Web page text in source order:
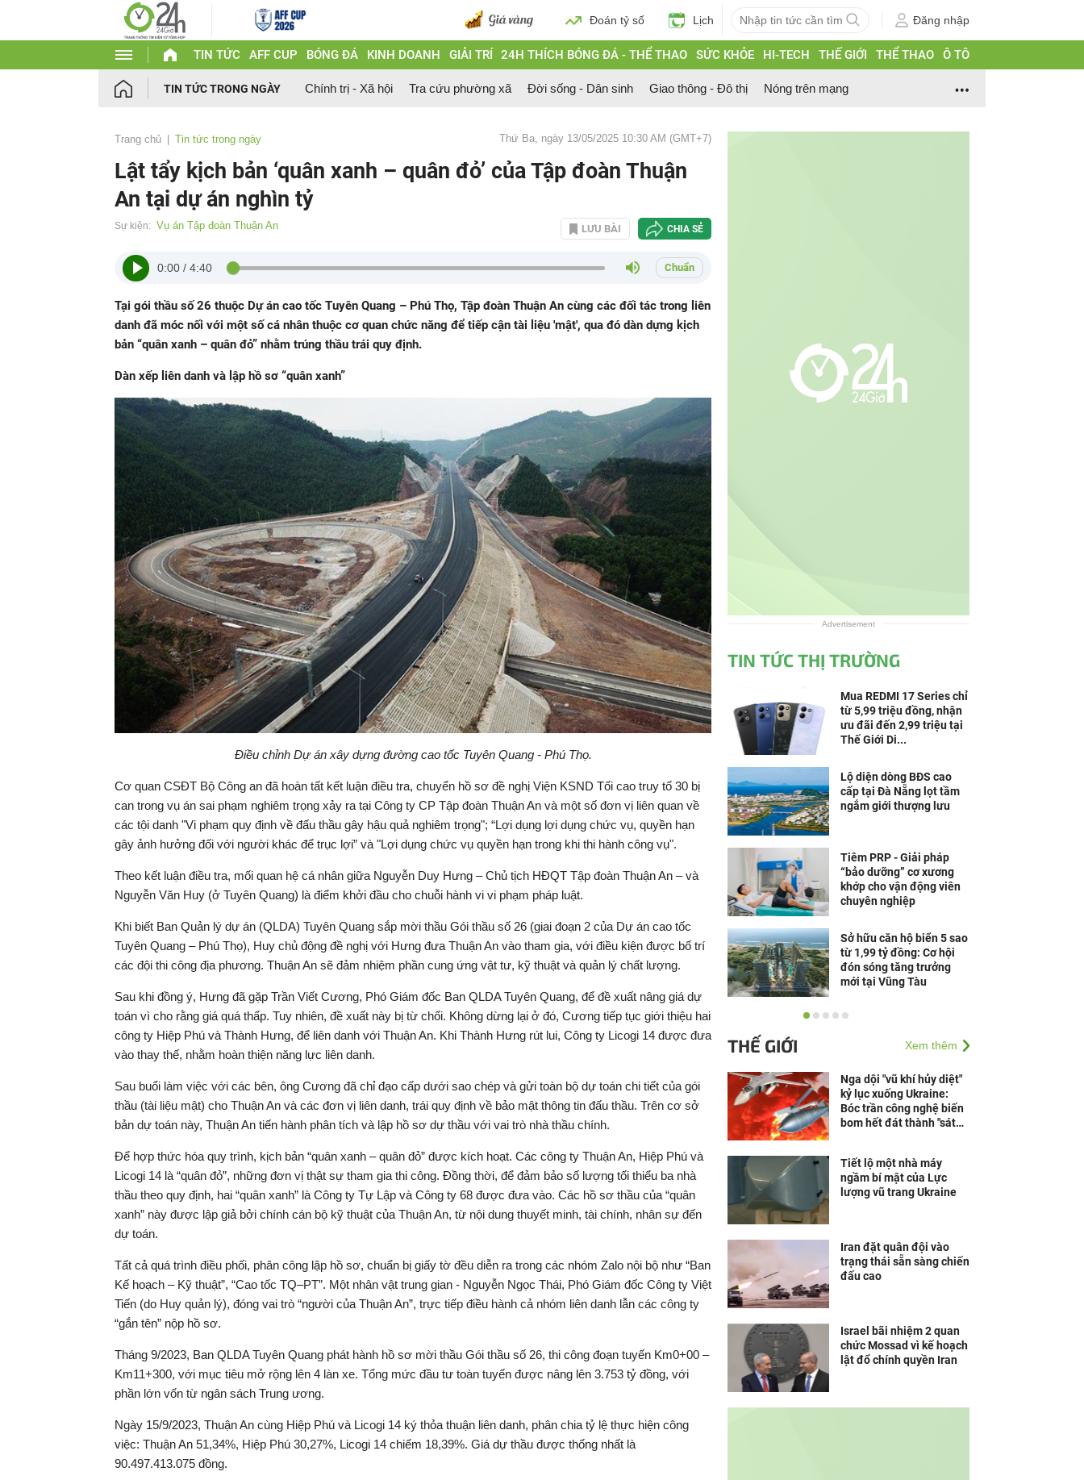
Đoán tỷ số Lịch Đăng nhập
TIN TỨC AFF CUP BÓNG ĐÁ KINH DOANH GIẢI TRÍ 24H THÍCH BÓNG ĐÁ - THỂ THAO SỨC KHỎE HI-TECH THẾ GIỚI THỂ THAO Ô TÔ
TIN TỨC TRONG NGÀY Chính trị - Xã hội Tra cứu phường xã Đời sống - Dân sinh Giao thông - Đô thị Nóng trên mạng
Trang chủ Tin tức trong ngày Thứ Ba, ngày 13/05/2025 10:30 AM (GMT+7)
Lật tẩy kịch bản ‘quân xanh – quân đỏ’ của Tập đoàn Thuận
An tại dự án nghìn tỷ
Sự kiện: Vụ án Tập đoàn Thuận An LƯU BÀI CHIA SẺ
0:00 / 4:40 Chuẩn
Tại gói thầu số 26 thuộc Dự án cao tốc Tuyên Quang – Phú Thọ, Tập đoàn Thuận An cùng các đối tác trong liên
danh đã móc nối với một số cá nhân thuộc cơ quan chức năng để tiếp cận tài liệu 'mật', qua đó dàn dựng kịch
bản “quân xanh – quân đỏ” nhằm trúng thầu trái quy định.
Dàn xếp liên danh và lập hồ sơ “quân xanh”
Điều chỉnh Dự án xây dựng đường cao tốc Tuyên Quang - Phú Thọ.
Cơ quan CSĐT Bộ Công an đã hoàn tất kết luận điều tra, chuyển hồ sơ đề nghị Viện KSND Tối cao truy tố 30 bị
can trong vụ án sai phạm nghiêm trọng xảy ra tại Công ty CP Tập đoàn Thuận An và một số đơn vị liên quan về
các tội danh "Vi phạm quy định về đấu thầu gây hậu quả nghiêm trọng"; “Lợi dụng lợi dụng chức vụ, quyền hạn
gây ảnh hưởng đối với người khác để trục lợi” và "Lợi dụng chức vụ quyền hạn trong khi thi hành công vụ".
Theo kết luận điều tra, mối quan hệ cá nhân giữa Nguyễn Duy Hưng – Chủ tịch HĐQT Tập đoàn Thuận An – và
Nguyễn Văn Huy (ở Tuyên Quang) là điểm khởi đầu cho chuỗi hành vi vi phạm pháp luật.
Khi biết Ban Quản lý dự án (QLDA) Tuyên Quang sắp mời thầu Gói thầu số 26 (giai đoạn 2 của Dự án cao tốc
Tuyên Quang – Phú Thọ), Huy chủ động đề nghị với Hưng đưa Thuận An vào tham gia, với điều kiện được bố trí
các đội thi công địa phương. Thuận An sẽ đảm nhiệm phần cung ứng vật tư, kỹ thuật và quản lý chất lượng.
Sau khi đồng ý, Hưng đã gặp Trần Viết Cương, Phó Giám đốc Ban QLDA Tuyên Quang, để đề xuất nâng giá dự
toán vì cho rằng giá quá thấp. Tuy nhiên, đề xuất này bị từ chối. Không dừng lại ở đó, Cương tiếp tục giới thiệu hai
công ty Hiệp Phú và Thành Hưng, để liên danh với Thuận An. Khi Thành Hưng rút lui, Công ty Licogi 14 được đưa
vào thay thế, nhằm hoàn thiện năng lực liên danh.
Sau buổi làm việc với các bên, ông Cương đã chỉ đạo cấp dưới sao chép và gửi toàn bộ dự toán chi tiết của gói
thầu (tài liệu mật) cho Thuận An và các đơn vị liên danh, trái quy định về bảo mật thông tin đấu thầu. Trên cơ sở
bản dự toán này, Thuận An tiến hành phân tích và lập hồ sơ dự thầu với vai trò nhà thầu chính.
Để hợp thức hóa quy trình, kịch bản “quân xanh – quân đỏ” được kích hoạt. Các công ty Thuận An, Hiệp Phú và
Licogi 14 là “quân đỏ”, những đơn vị thật sự tham gia thi công. Đồng thời, để đảm bảo số lượng tối thiểu ba nhà
thầu theo quy định, hai “quân xanh” là Công ty Tự Lập và Công ty 68 được đưa vào. Các hồ sơ thầu của “quân
xanh” này được lập giả bởi chính cán bộ kỹ thuật của Thuận An, từ nội dung thuyết minh, tài chính, nhân sự đến
dự toán.
Tất cả quá trình điều phối, phân công lập hồ sơ, chuẩn bị giấy tờ đều diễn ra trong các nhóm Zalo nội bộ như “Ban
Kế hoạch – Kỹ thuật”, “Cao tốc TQ–PT”. Một nhân vật trung gian - Nguyễn Ngọc Thái, Phó Giám đốc Công ty Việt
Tiến (do Huy quản lý), đóng vai trò “người của Thuận An”, trực tiếp điều hành cả nhóm liên danh lẫn các công ty
“gắn tên” nộp hồ sơ.
Tháng 9/2023, Ban QLDA Tuyên Quang phát hành hồ sơ mời thầu Gói thầu số 26, thi công đoạn tuyến Km0+00 –
Km11+300, với mục tiêu mở rộng lên 4 làn xe. Tổng mức đầu tư toàn tuyến được nâng lên 3.753 tỷ đồng, với
phần lớn vốn từ ngân sách Trung ương.
Ngày 15/9/2023, Thuận An cùng Hiệp Phú và Licogi 14 ký thỏa thuận liên danh, phân chia tỷ lệ thực hiện công
việc: Thuận An 51,34%, Hiệp Phú 30,27%, Licogi 14 chiếm 18,39%. Giá dự thầu được thống nhất là
90.497.413.075 đồng.
Advertisement
TIN TỨC THỊ TRƯỜNG
Mua REDMI 17 Series chỉ
từ 5,99 triệu đồng, nhận
ưu đãi đến 2,99 triệu tại
Thế Giới Di...
Lộ diện dòng BĐS cao
cấp tại Đà Nẵng lọt tầm
ngắm giới thượng lưu
Tiêm PRP - Giải pháp
“bảo dưỡng” cơ xương
khớp cho vận động viên
chuyên nghiệp
Sở hữu căn hộ biển 5 sao
từ 1,99 tỷ đồng: Cơ hội
đón sóng tăng trưởng
mới tại Vũng Tàu
Doanh nghiệp cần gì để
THẾ GIỚI Xem thêm
Nga dội "vũ khí hủy diệt"
kỷ lục xuống Ukraine:
Bóc trần công nghệ biến
bom hết đát thành "sát
Tiết lộ một nhà máy
ngầm bí mật của Lực
lượng vũ trang Ukraine
Iran đặt quân đội vào
trạng thái sẵn sàng chiến
đấu cao
Israel bãi nhiệm 2 quan
chức Mossad vì kế hoạch
lật đổ chính quyền Iran